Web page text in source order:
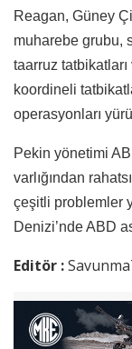
Reagan, Güney
muharebe grubu,
taarruz
koordineli
operasyonları
Pekin yönetimi
varlığından
çeşitli problemler
Denizi’nde ABD
Editör :